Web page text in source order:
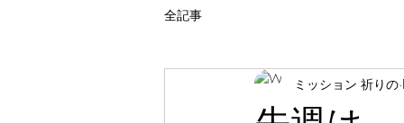
全記事
ミッション 祈りの